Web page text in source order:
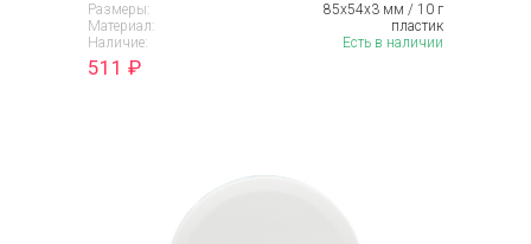
Размеры:
85х54х3 мм / 10 г
Материал:
пластик
Наличие:
Есть в наличии
511 ₽